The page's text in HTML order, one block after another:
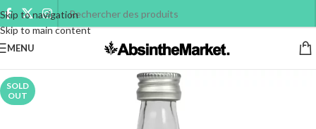
Skip to navigation
Skip to main content
MENU
SOLD
OUT